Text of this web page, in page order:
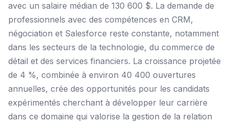
avec un salaire médian de 130 600 $. La demande de
professionnels avec des compétences en CRM,
négociation et Salesforce reste constante, notamment
dans les secteurs de la technologie, du commerce de
détail et des services financiers. La croissance projetée
de 4 %, combinée à environ 40 400 ouvertures
annuelles, crée des opportunités pour les candidats
expérimentés cherchant à développer leur carrière
dans ce domaine qui valorise la gestion de la relation